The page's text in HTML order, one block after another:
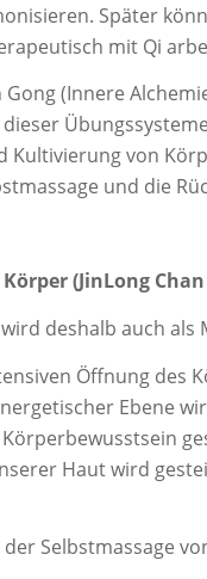
Später
mit Qi
(Innere
von
und die
(JinLong
deshalb auch als
Öffnung
Ebene
Haut wird
Selbstmassage